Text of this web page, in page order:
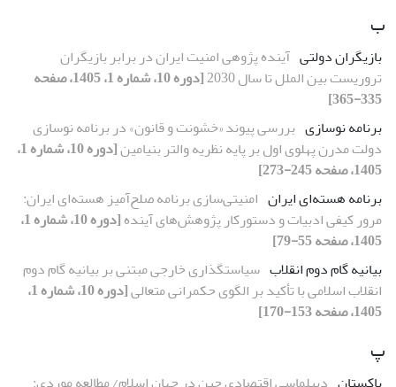
ب
بازیگران دولتی آینده پژوهی امنیت ایران در برابر بازیگران
تروریست بین الملل تا سال 2030
[دوره 10، شماره 1، 1405، صفحه
335-365]
برنامه نوسازی بررسی پیوند «خشونت و قانون» در برنامه نوسازی
دولت مدرن پهلوی اول بر پایه نظریه والتر بنیامین
[دوره 10، شماره 1،
1405، صفحه 245-273]
برنامه هسته‌ای ایران امنیتی‌سازی برنامه صلح‌آمیز هسته‌ای ایران:
مرور کیفی ادبیات و دستورکار پژوهش‌های آینده
[دوره 10، شماره 1،
1405، صفحه 55-79]
بیانیه گام دوم انقلاب سیاستگذاری خارجی مبتنی بر بیانیه گام دوم
انقلاب اسلامی با تأکید بر الگوی حکمرانی متعالی
[دوره 10، شماره 1،
1405، صفحه 153-170]
پ